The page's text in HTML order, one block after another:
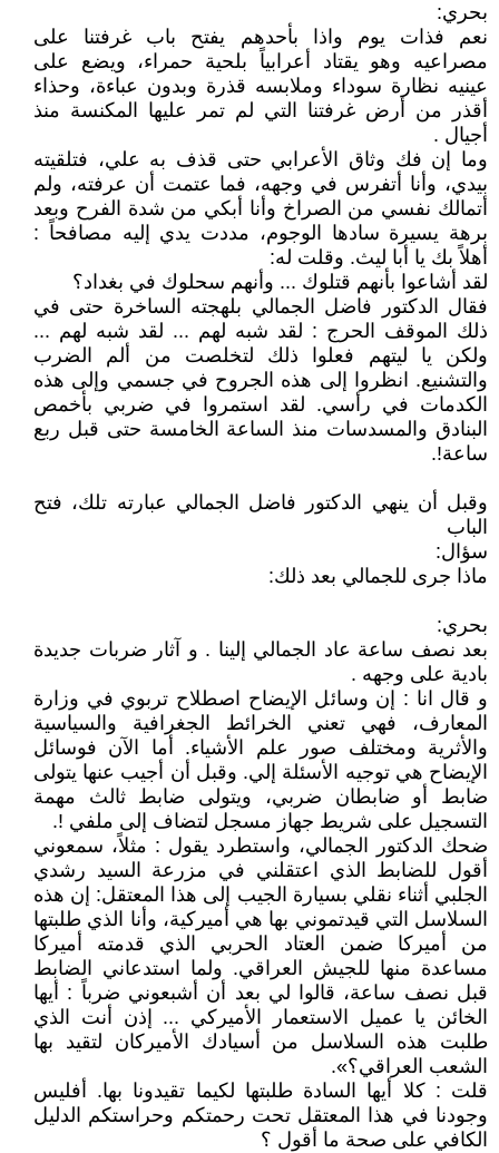
بحري:
نعم فذات يوم واذا بأحدهم يفتح باب غرفتنا على
مصراعيه وهو يقتاد أعرابياً بلحية حمراء، ويضع على
عينيه نظارة سوداء وملابسه قذرة وبدون عباءة، وحذاء
أقذر من أرض غرفتنا التي لم تمر عليها المكنسة منذ
أجيال .
وما إن فك وثاق الأعرابي حتى قذف به علي، فتلقيته
بيدي، وأنا أتفرس في وجهه، فما عتمت أن عرفته، ولم
أتمالك نفسي من الصراخ وأنا أبكي من شدة الفرح وبعد
برهة يسيرة سادها الوجوم، مددت يدي إليه مصافحاً :
أهلاً بك يا أبا ليث. وقلت له:
لقد أشاعوا بأنهم قتلوك ... وأنهم سحلوك في بغداد؟
فقال الدكتور فاضل الجمالي بلهجته الساخرة حتى في
ذلك الموقف الحرج : لقد شبه لهم ... لقد شبه لهم ...
ولكن يا ليتهم فعلوا ذلك لتخلصت من ألم الضرب
والتشنيع. انظروا إلى هذه الجروح في جسمي وإلى هذه
الكدمات في رأسي. لقد استمروا في ضربي بأخمص
البنادق والمسدسات منذ الساعة الخامسة حتى قبل ربع
ساعة!.
وقبل أن ينهي الدكتور فاضل الجمالي عبارته تلك، فتح
الباب
سؤال:
ماذا جرى للجمالي بعد ذلك:
بحري:
بعد نصف ساعة عاد الجمالي إلينا . و آثار ضربات جديدة
بادية على وجهه .
و قال انا : إن وسائل الإيضاح اصطلاح تربوي في وزارة
المعارف، فهي تعني الخرائط الجغرافية والسياسية
والأثرية ومختلف صور علم الأشياء. أما الآن فوسائل
الإيضاح هي توجيه الأسئلة إلي. وقبل أن أجيب عنها يتولى
ضابط أو ضابطان ضربي، ويتولى ضابط ثالث مهمة
التسجيل على شريط جهاز مسجل لتضاف إلى ملفي !.
ضحك الدكتور الجمالي، واستطرد يقول : مثلاً، سمعوني
أقول للضابط الذي اعتقلني في مزرعة السيد رشدي
الجلبي أثناء نقلي بسيارة الجيب إلى هذا المعتقل: إن هذه
السلاسل التي قيدتموني بها هي أميركية، وأنا الذي طلبتها
من أميركا ضمن العتاد الحربي الذي قدمته أميركا
مساعدة منها للجيش العراقي. ولما استدعاني الضابط
قبل نصف ساعة، قالوا لي بعد أن أشبعوني ضرباً : أيها
الخائن يا عميل الاستعمار الأميركي ... إذن أنت الذي
طلبت هذه السلاسل من أسيادك الأميركان لتقيد بها
الشعب العراقي؟».
قلت : كلا أيها السادة طلبتها لكيما تقيدونا بها. أفليس
وجودنا في هذا المعتقل تحت رحمتكم وحراستكم الدليل
الكافي على صحة ما أقول ؟